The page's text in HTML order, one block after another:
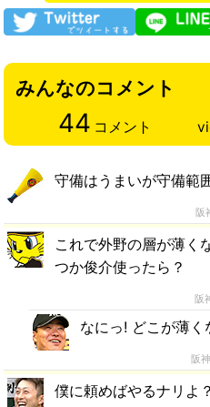
みんなのコメント
44 コメント
守備はうまいが守備範
阪
これで外野の層が薄く
つか俊介使ったら？
阪
なにっ! どこが薄く
阪神
僕に頼めばやるナリよ？